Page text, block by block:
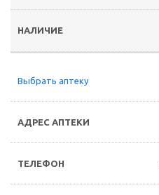
Выбрать аптеку